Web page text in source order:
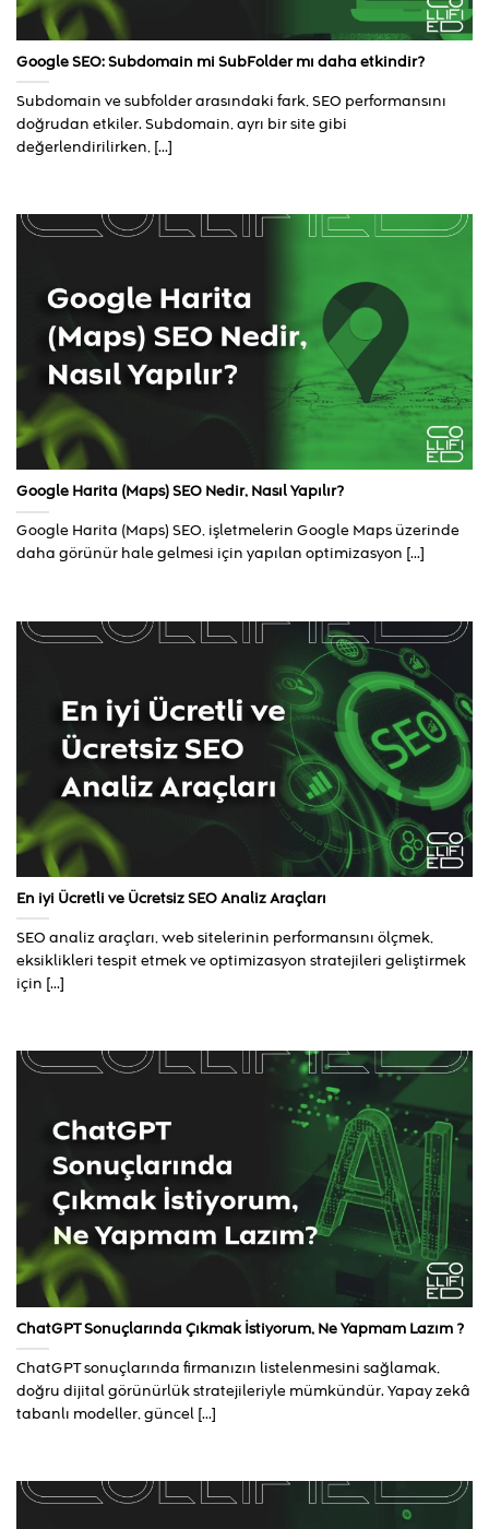
Google SEO: Subdomain mi SubFolder mı daha etkindir?
Subdomain ve subfolder arasındaki fark, SEO performansını
doğrudan etkiler. Subdomain, ayrı bir site gibi
değerlendirilirken, [...]
Google Harita (Maps) SEO Nedir, Nasıl Yapılır?
Google Harita (Maps) SEO, işletmelerin Google Maps üzerinde
daha görünür hale gelmesi için yapılan optimizasyon [...]
En iyi Ücretli ve Ücretsiz SEO Analiz Araçları
SEO analiz araçları, web sitelerinin performansını ölçmek,
eksiklikleri tespit etmek ve optimizasyon stratejileri geliştirmek
için [...]
ChatGPT Sonuçlarında Çıkmak İstiyorum, Ne Yapmam Lazım ?
ChatGPT sonuçlarında firmanızın listelenmesini sağlamak,
doğru dijital görünürlük stratejileriyle mümkündür. Yapay zekâ
tabanlı modeller, güncel [...]